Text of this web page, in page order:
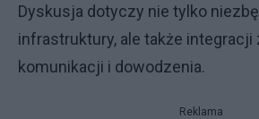
Dyskusja dotyczy nie tylko
infrastruktury, ale także
komunikacji i dowodzenia.
Reklama